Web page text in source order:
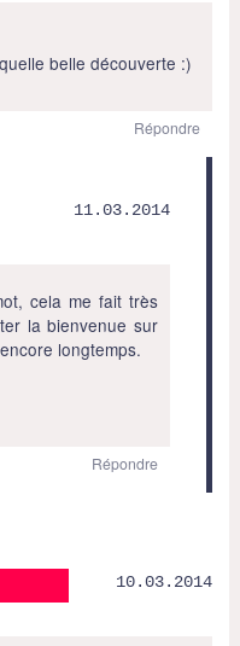
belle découverte :)
Répondre
11.03.2014
cela me fait très
la bienvenue sur
longtemps.
Répondre
10.03.2014